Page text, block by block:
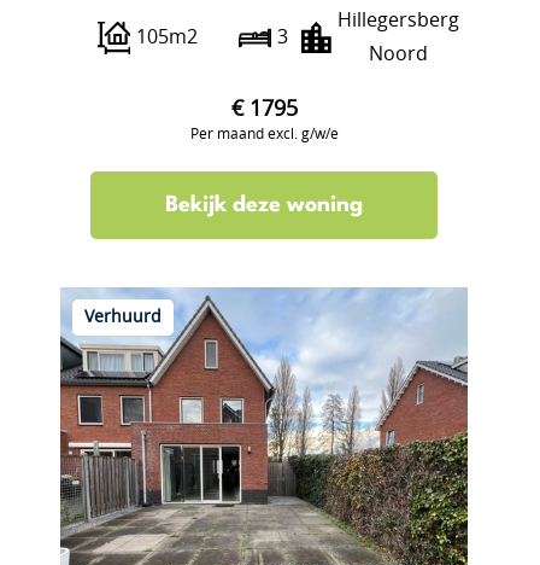
105m2 3
Hillegersberg
Noord
€ 1795
Per maand excl. g/w/e
Bekijk deze woning
Verhuurd